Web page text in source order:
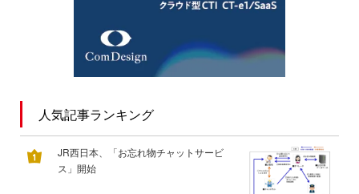
人気記事ランキング
JR西日本、「お忘れ物チャットサービ
ス」開始